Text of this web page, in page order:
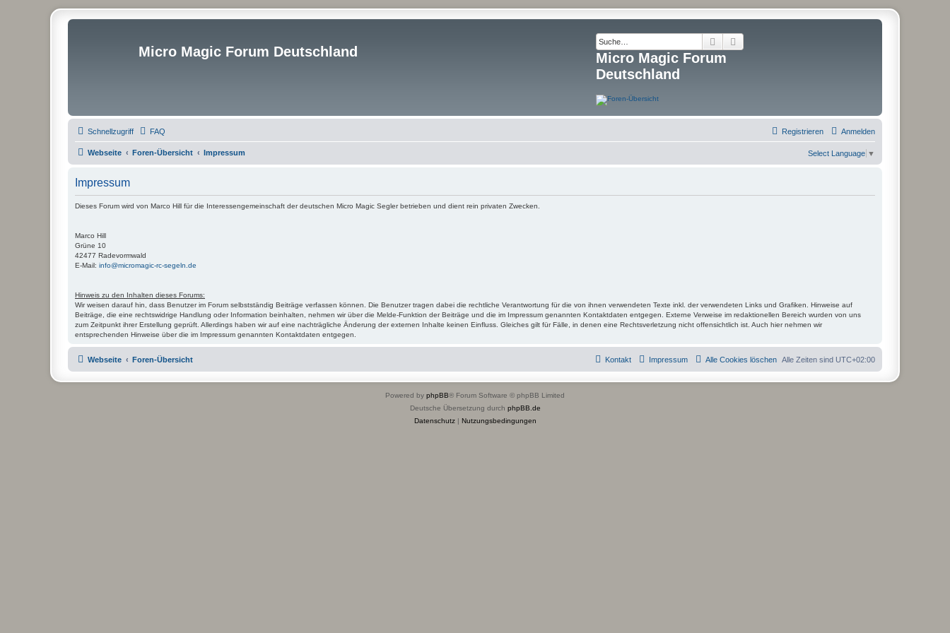
Micro Magic Forum Deutschland
Suche
Micro Magic Forum
Deutschland
Schnellzugriff FAQ Anmelden
Registrieren
Webseite Foren-Übersicht Impressum Select Language ▼
Impressum
Dieses Forum wird von Marco Hill für die Interessengemeinschaft der deutschen Micro Magic Segler betrieben und dient rein privaten Zwecken.
Marco Hill
Grüne 10
42477 Radevormwald
E-Mail: info@micromagic-rc-segeln.de
Hinweis zu den Inhalten dieses Forums:
Wir weisen darauf hin, dass Benutzer im Forum selbstständig Beiträge verfassen können. Die Benutzer tragen dabei die rechtliche Verantwortung für die von ihnen verwendeten Texte inkl. der verwendeten Links und Grafiken. Hinweise auf
Beiträge, die eine rechtswidrige Handlung oder Information beinhalten, nehmen wir über die Melde-Funktion der Beiträge und die im Impressum genannten Kontaktdaten entgegen. Externe Verweise im redaktionellen Bereich wurden von uns
zum Zeitpunkt ihrer Erstellung geprüft. Allerdings haben wir auf eine nachträgliche Änderung der externen Inhalte keinen Einfluss. Gleiches gilt für Fälle, in denen eine Rechtsverletzung nicht offensichtlich ist. Auch hier nehmen wir
entsprechenden Hinweise über die im Impressum genannten Kontaktdaten entgegen.
Webseite Foren-Übersicht Alle Zeiten sind UTC+02:00
Alle Cookies löschen
Impressum
Kontakt
Powered by phpBB® Forum Software © phpBB Limited
Deutsche Übersetzung durch phpBB.de
Datenschutz| Nutzungsbedingungen